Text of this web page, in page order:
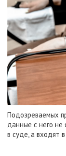
Подозреваемых
данные с него не
в суде, а входят